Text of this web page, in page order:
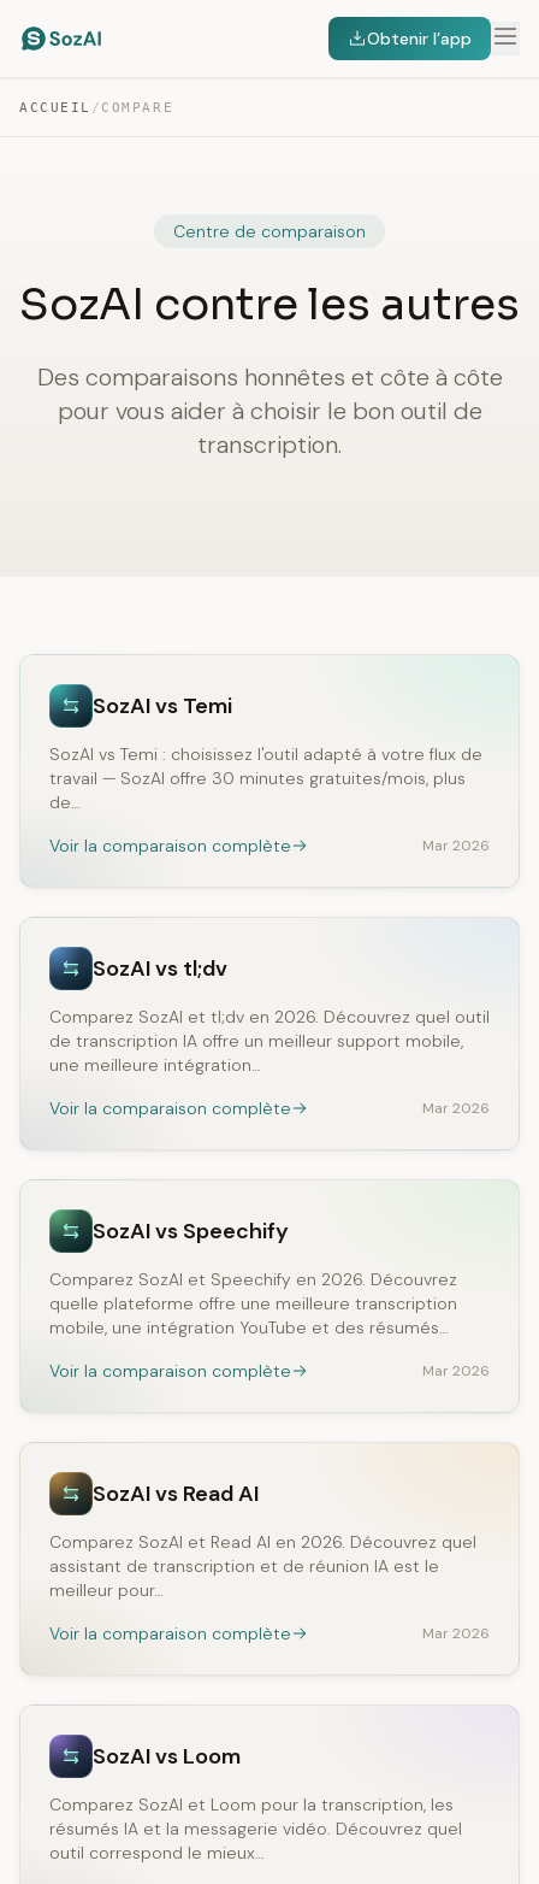
Obtenir l’app
ACCUEIL / COMPARE
Centre de comparaison
SozAI contre les autres
Des comparaisons honnêtes et côte à côte
pour vous aider à choisir le bon outil de
transcription.
SozAI vs Temi
SozAI vs Temi : choisissez l'outil adapté à votre flux de
travail — SozAI offre 30 minutes gratuites/mois, plus
de…
Voir la comparaison complète
Mar 2026
SozAI vs tl;dv
Comparez SozAI et tl;dv en 2026. Découvrez quel outil
de transcription IA offre un meilleur support mobile,
une meilleure intégration…
Voir la comparaison complète
Mar 2026
SozAI vs Speechify
Comparez SozAI et Speechify en 2026. Découvrez
quelle plateforme offre une meilleure transcription
mobile, une intégration YouTube et des résumés…
Voir la comparaison complète
Mar 2026
SozAI vs Read AI
Comparez SozAI et Read AI en 2026. Découvrez quel
assistant de transcription et de réunion IA est le
meilleur pour…
Voir la comparaison complète
Mar 2026
SozAI vs Loom
Comparez SozAI et Loom pour la transcription, les
résumés IA et la messagerie vidéo. Découvrez quel
outil correspond le mieux…